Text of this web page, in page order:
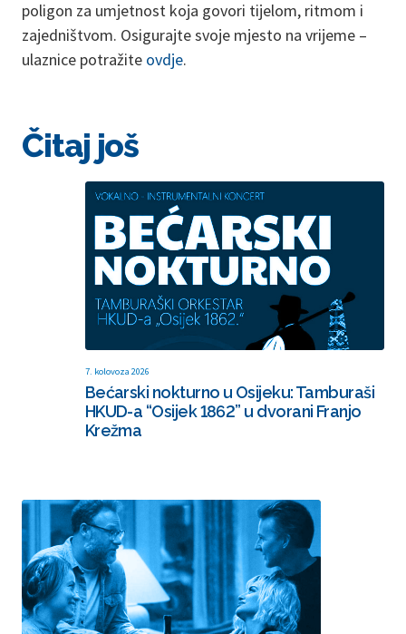
poligon za umjetnost koja govori tijelom, ritmom i
zajedništvom. Osigurajte svoje mjesto na vrijeme –
ulaznice potražite ovdje.
Čitaj još
7. kolovoza 2026
Bećarski nokturno u Osijeku: Tamburaši
HKUD-a “Osijek 1862” u dvorani Franjo
Krežma